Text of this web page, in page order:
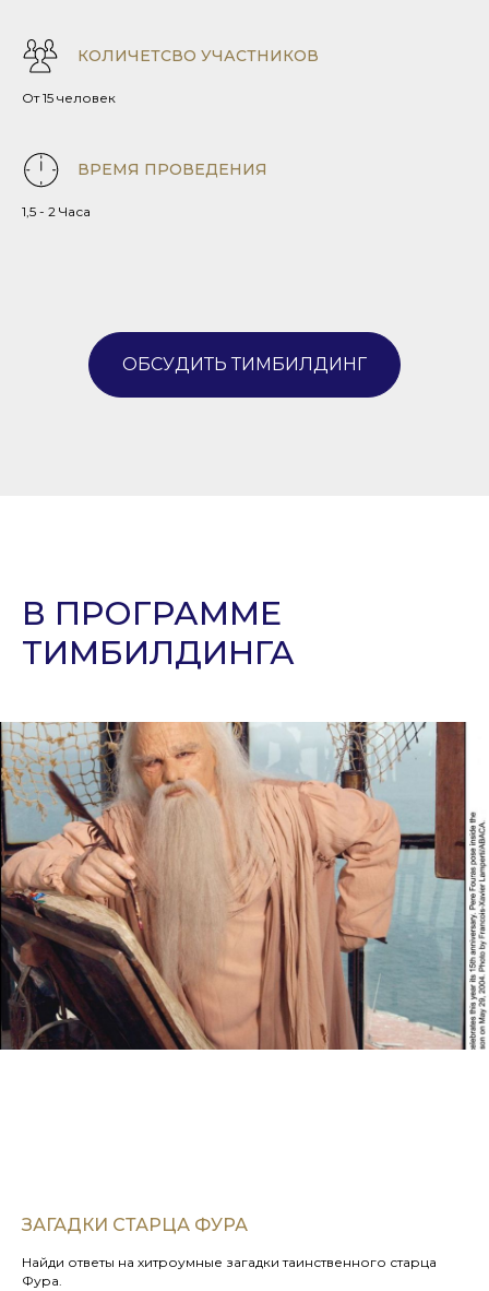
КОЛИЧЕТСВО УЧАСТНИКОВ
От 15 человек
ВРЕМЯ ПРОВЕДЕНИЯ
1,5 - 2 Часа
ОБСУДИТЬ ТИМБИЛДИНГ
В ПРОГРАММЕ
ТИМБИЛДИНГА
ЗАГАДКИ СТАРЦА ФУРА
Найди ответы на хитроумные загадки таинственного старца
Фура.